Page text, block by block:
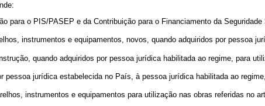
para o PIS/PASEP e da Contribuição para o Financiamento da
instrumentos e equipamentos, novos, quando adquiridos por pessoa
quando adquiridos por pessoa jurídica habilitada ao regime, para
pessoa jurídica estabelecida no País, à pessoa jurídica habilitada ao
instrumentos e equipamentos para utilização nas obras referidas no